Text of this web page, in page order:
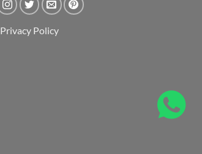
Privacy Policy